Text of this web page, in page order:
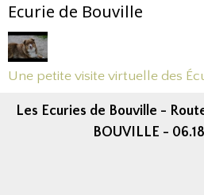
Ecurie de Bouville
Une petite visite virtuelle des
Les Ecuries de Bouville -
BOUVILLE -